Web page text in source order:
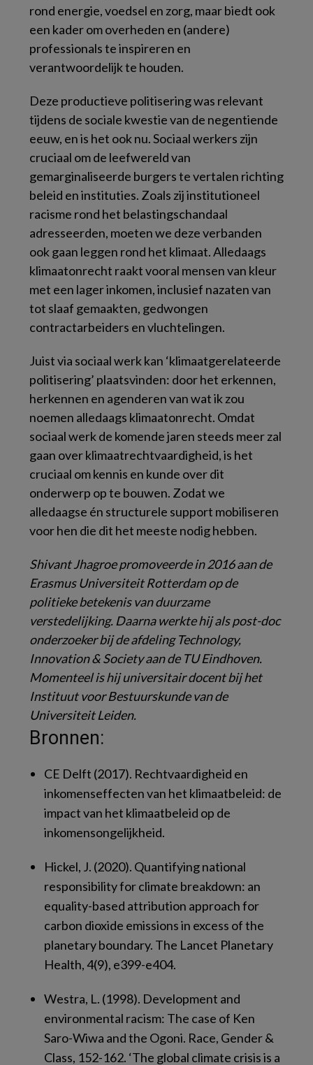
rond energie, voedsel en zorg, maar biedt ook
een kader om overheden en (andere)
professionals te inspireren en
verantwoordelijk te houden.
Deze productieve politisering was relevant
tijdens de sociale kwestie van de negentiende
eeuw, en is het ook nu. Sociaal werkers zijn
cruciaal om de leefwereld van
gemarginaliseerde burgers te vertalen richting
beleid en instituties. Zoals zij institutioneel
racisme rond het belastingschandaal
adresseerden, moeten we deze verbanden
ook gaan leggen rond het klimaat. Alledaags
klimaatonrecht raakt vooral mensen van kleur
met een lager inkomen, inclusief nazaten van
tot slaaf gemaakten, gedwongen
contractarbeiders en vluchtelingen.
Juist via sociaal werk kan ‘klimaatgerelateerde
politisering’ plaatsvinden: door het erkennen,
herkennen en agenderen van wat ik zou
noemen alledaags klimaatonrecht. Omdat
sociaal werk de komende jaren steeds meer zal
gaan over klimaatrechtvaardigheid, is het
cruciaal om kennis en kunde over dit
onderwerp op te bouwen. Zodat we
alledaagse én structurele support mobiliseren
voor hen die dit het meeste nodig hebben.
Shivant Jhagroe promoveerde in 2016 aan de
Erasmus Universiteit Rotterdam op de
politieke betekenis van duurzame
verstedelijking. Daarna werkte hij als post-doc
onderzoeker bij de afdeling Technology,
Innovation & Society aan de TU Eindhoven.
Momenteel is hij universitair docent bij het
Instituut voor Bestuurskunde van de
Universiteit Leiden.
Bronnen:
CE Delft (2017). Rechtvaardigheid en
inkomenseffecten van het klimaatbeleid: de
impact van het klimaatbeleid op de
inkomensongelijkheid.
Hickel, J. (2020). Quantifying national
responsibility for climate breakdown: an
equality-based attribution approach for
carbon dioxide emissions in excess of the
planetary boundary. The Lancet Planetary
Health,4(9), e399-e404.
Westra, L. (1998). Development and
environmental racism: The case of Ken
Saro-Wiwa and the Ogoni. Race, Gender &
Class, 152-162. ‘The global climate crisis is a